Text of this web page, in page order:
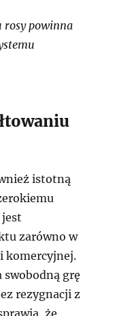
rosy powinna
istotną
zarówno w
komercyjnej.
swobodną grę
rezygnacji z